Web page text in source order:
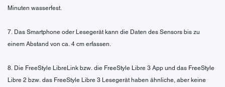
Minuten wasserfest.
7. Das Smartphone oder Lesegerät kann die Daten des Sensors bis zu
einem Abstand von ca. 4 cm erfassen.
8. Die FreeStyle LibreLink bzw. die FreeStyle Libre 3 App und das FreeStyle
Libre 2 bzw. das FreeStyle Libre 3 Lesegerät haben ähnliche, aber keine